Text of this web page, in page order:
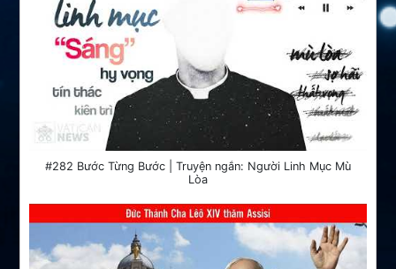
#282 Bước Từng Bước | Truyện ngắn: Người Linh Mục Mù
Lòa